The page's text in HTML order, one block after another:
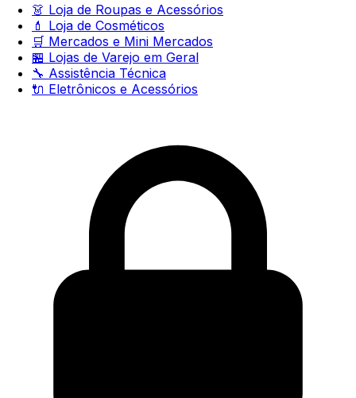
👗 Loja de Roupas e Acessórios
💄 Loja de Cosméticos
🛒 Mercados e Mini Mercados
🏪 Lojas de Varejo em Geral
🔧 Assistência Técnica
🔌 Eletrônicos e Acessórios